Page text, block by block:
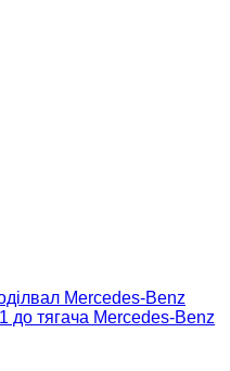
Mercedes-Benz
до тягача Mercedes-Benz